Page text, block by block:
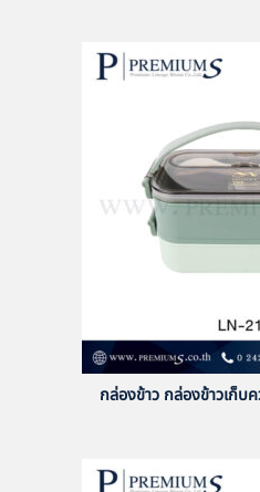
กล่องข้าว กล่องข้าวเก็บ